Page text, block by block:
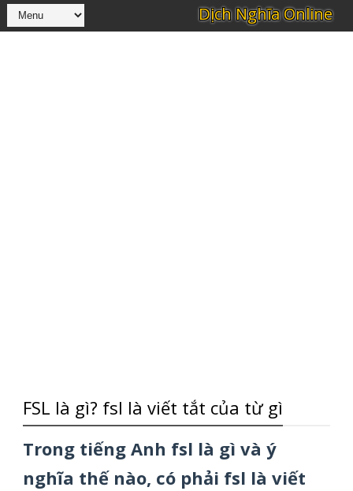
FSL là gì? fsl là viết tắt của từ gì
Trong tiếng Anh fsl là gì và ý
nghĩa thế nào, có phải fsl là viết